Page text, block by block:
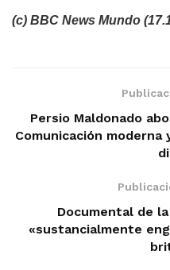
(c) BBC News Mundo
Persio Maldonado
Comunicación
Documental de
«sustancialmente